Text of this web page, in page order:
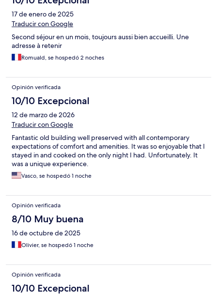
17 de enero de 2025
Traducir con Google
Second séjour en un mois, toujours aussi bien accueilli. Une
adresse à retenir
Romuald, se hospedó 2 noches
Opinión verificada
10/10 Excepcional
12 de marzo de 2026
Traducir con Google
Fantastic old building well preserved with all contemporary
expectations of comfort and amenities. It was so enjoyable that I
stayed in and cooked on the only night I had. Unfortunately. It
was a unique experience.
Vasco, se hospedó 1 noche
Opinión verificada
8/10 Muy buena
16 de octubre de 2025
Olivier, se hospedó 1 noche
Opinión verificada
10/10 Excepcional